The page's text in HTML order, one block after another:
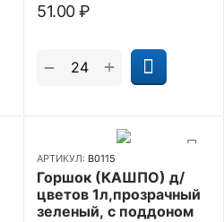
51.00 ₽
+
−
АРТИКУЛ: В0115
Горшок (КАШПО) д/
цветов 1л,прозрачный
зеленый, с поддоном